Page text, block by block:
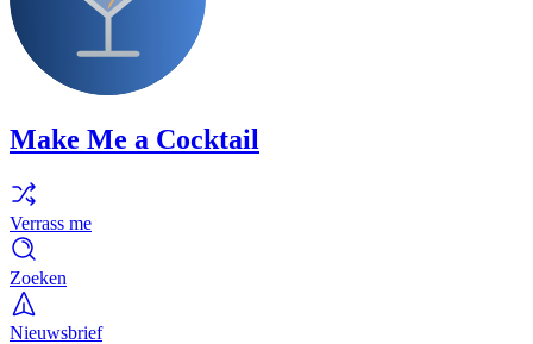
Make Me a Cocktail
Verrass me
Zoeken
Nieuwsbrief